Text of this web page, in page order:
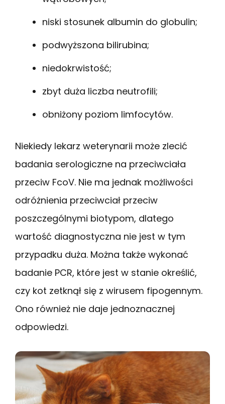
niski stosunek albumin do globulin;
podwyższona bilirubina;
niedokrwistość;
zbyt duża liczba neutrofili;
obniżony poziom limfocytów.
Niekiedy lekarz weterynarii może zlecić
badania serologiczne na przeciwciała
przeciw FcoV. Nie ma jednak możliwości
odróżnienia przeciwciał przeciw
poszczególnymi biotypom, dlatego
wartość diagnostyczna nie jest w tym
przypadku duża. Można także wykonać
badanie PCR, które jest w stanie określić,
czy kot zetknął się z wirusem fipogennym.
Ono również nie daje jednoznacznej
odpowiedzi.